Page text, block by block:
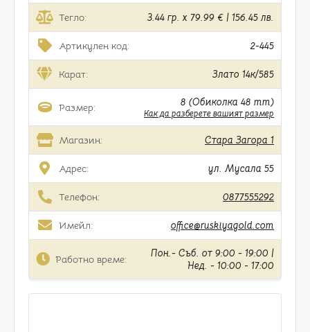
Тегло: 3.44 гр. x 79.99 € | 156.45 лв.
Артикулен код: 2-445
Карат: Злато 14к/585
Размер: 8 (Обиколка 48 mm)
Как да разберете вашият размер
Магазин: Стара Загора 1
Адрес: ул. Мусала 55
Телефон: 0877555292
Имейл: office@ruskiyagold.com
Работно време:
Пон.- Съб. от 9:00 - 19:00 |
Нед. - 10:00 - 17:00